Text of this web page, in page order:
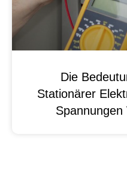
Die
Stationärer
Spannungen